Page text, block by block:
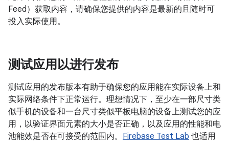
Feed）获取内容，请确保您提供的内容是最新的且随时可
投入实际使用。
测试应用以进行发布
测试应用的发布版本有助于确保您的应用能在实际设备上和
实际网络条件下正常运行。理想情况下，至少在一部尺寸类
似手机的设备和一台尺寸类似平板电脑的设备上测试您的应
用，以验证界面元素的大小是否正确，以及应用的性能和电
池能效是否在可接受的范围内。 Firebase Test Lab 也适用